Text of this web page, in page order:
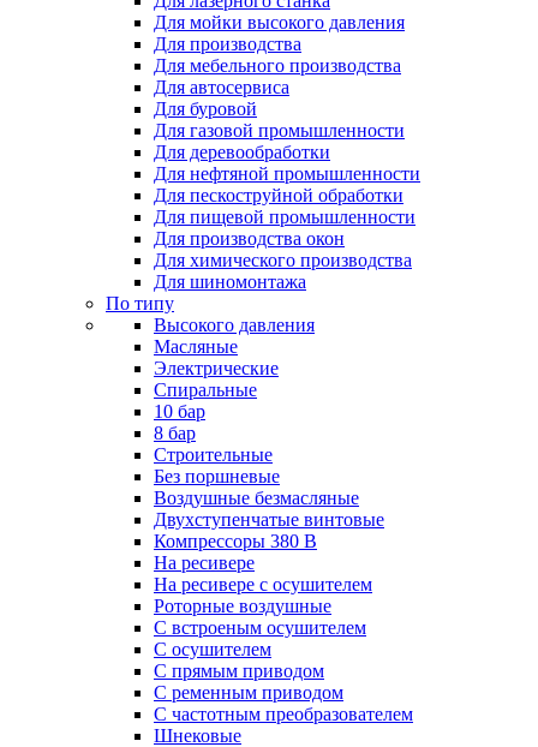
Для мойки высокого давления
Для производства
Для мебельного производства
Для автосервиса
Для буровой
Для газовой промышленности
Для деревообработки
Для нефтяной промышленности
Для пескоструйной обработки
Для пищевой промышленности
Для производства окон
Для химического производства
Для шиномонтажа
По типу
Высокого давления
Масляные
Электрические
Спиральные
10 бар
8 бар
Cтроительные
Без поршневые
Воздушные безмасляные
Двухступенчатые винтовые
Компрессоры 380 В
На ресивере
На ресивере с осушителем
Роторные воздушные
С встроеным осушителем
С осушителем
С прямым приводом
С ременным приводом
С частотным преобразователем
Шнековые